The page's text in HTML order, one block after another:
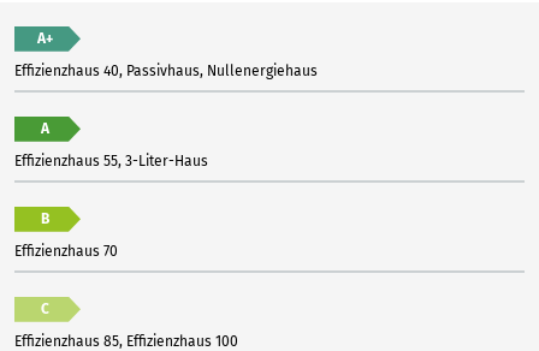
A+
Effizienzhaus 40, Passivhaus, Nullenergiehaus
A
Effizienzhaus 55, 3-Liter-Haus
B
Effizienzhaus 70
C
Effizienzhaus 85, Effizienzhaus 100